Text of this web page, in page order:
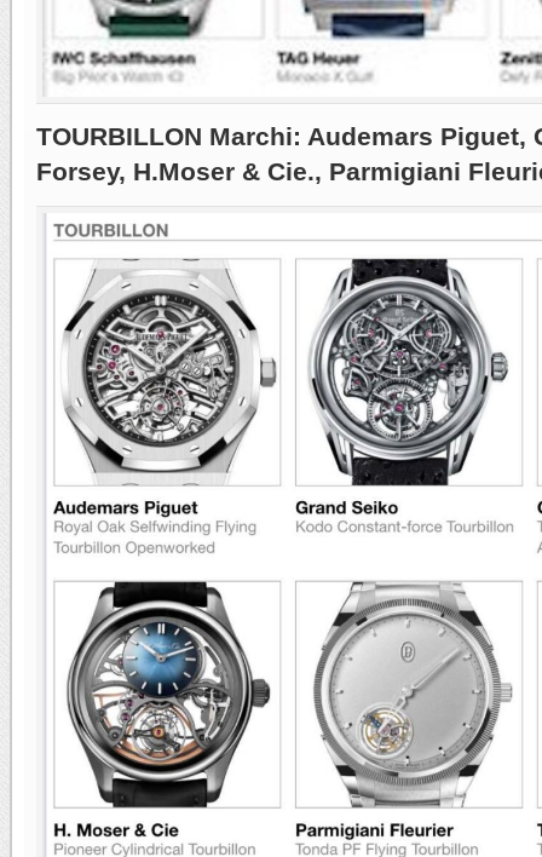
TOURBILLON Marchi: Audemars Piguet,
Forsey, H.Moser & Cie., Parmigiani